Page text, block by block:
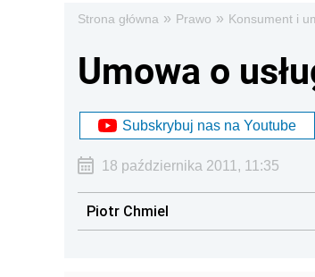
Strona główna » Prawo » Konsument i
Umowa o
Subskrybuj nas na Youtube
18 października 2011, 11:35
Piotr Chmiel